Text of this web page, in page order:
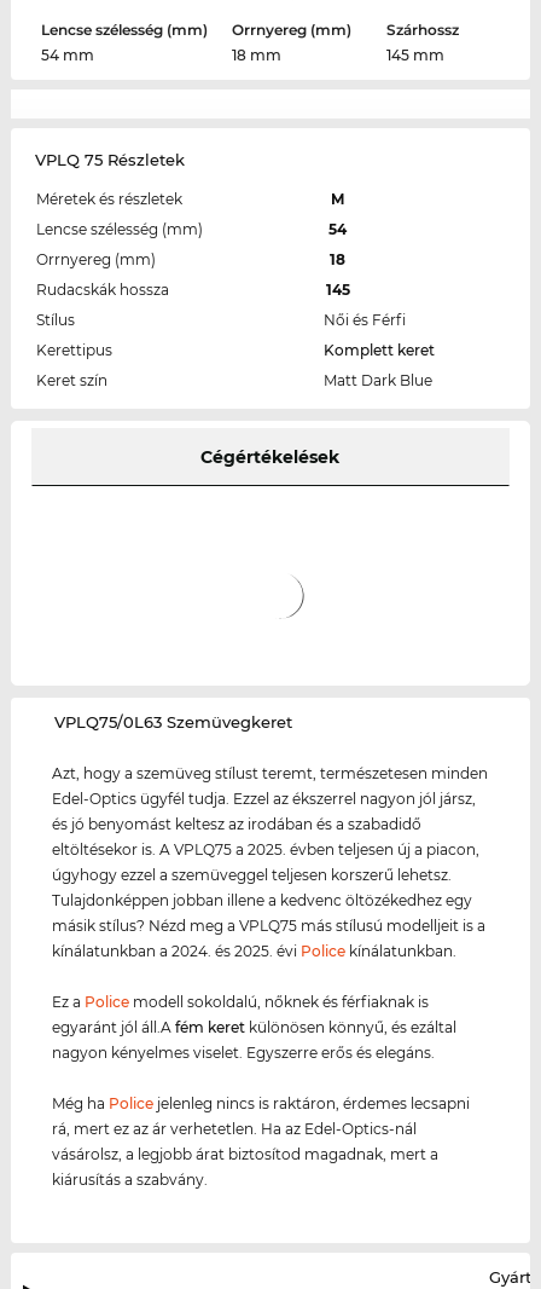
Lencse szélesség (mm)
54 mm
Orrnyereg (mm)
18 mm
Szárhossz
145 mm
VPLQ 75 Részletek
Méretek és részletek
M
Lencse szélesség (mm)
54
Orrnyereg (mm)
18
Rudacskák hossza
145
Stílus
Női és Férfi
Kerettipus
Komplett keret
Keret szín
Matt Dark Blue
Cégértékelések
‌VPLQ75/0L63 Szemüvegkeret
Azt, hogy a szemüveg stílust teremt, természetesen minden
Edel-Optics ügyfél tudja. Ezzel az ékszerrel nagyon jól jársz,
és jó benyomást keltesz az irodában és a szabadidő
eltöltésekor is. A VPLQ75 a 2025. évben teljesen új a piacon,
úgyhogy ezzel a szemüveggel teljesen korszerű lehetsz.
Tulajdonképpen jobban illene a kedvenc öltözékedhez egy
másik stílus? Nézd meg a VPLQ75 más stílusú modelljeit is a
kínálatunkban a 2024. és 2025. évi Police kínálatunkban.
Ez a Police modell sokoldalú, nőknek és férfiaknak is
egyaránt jól áll.Afém keret különösen könnyű, és ezáltal
nagyon kényelmes viselet. Egyszerre erős és elegáns.
Még ha Police jelenleg nincs is raktáron, érdemes lecsapni
rá, mert ez az ár verhetetlen. Ha az Edel-Optics-nál
vásárolsz, a legjobb árat biztosítod magadnak, mert a
kiárusítás a szabvány.